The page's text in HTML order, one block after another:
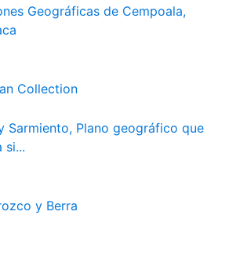
Geográficas de Cempoala,
Collection
Plano geográfico que
si...
y Berra